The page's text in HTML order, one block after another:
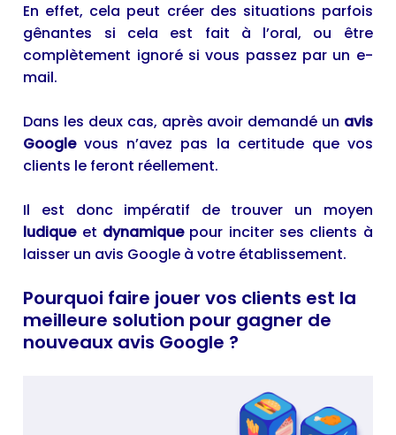
En effet, cela peut créer des situations parfois
gênantes si cela est fait à l’oral, ou être
complètement ignoré si vous passez par un e-
mail.
Dans les deux cas, après avoir demandé un avis
Googlevous n’avez pas la certitude que vos
clients le feront réellement.
Il est donc impératif de trouver un moyen
ludique et dynamiquepour inciter ses clients à
laisser un avis Google à votre établissement.
Pourquoi faire jouer vos clients est la
meilleure solution pour gagner de
nouveaux avis Google ?